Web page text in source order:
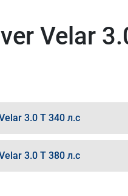
Velar
3.0 T 340 л.с
3.0 T 380 л.с